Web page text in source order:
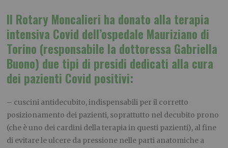
Il Rotary Moncalieri ha donato alla terapia
intensiva Covid dell’ospedale Mauriziano di
Torino (responsabile la dottoressa Gabriella
Buono) due tipi di presidi dedicati alla cura
dei pazienti Covid positivi:
– cuscini antidecubito, indispensabili per il corretto
posizionamento dei pazienti, soprattutto nel decubito prono
(che è uno dei cardini della terapia in questi pazienti), al fine
di evitare le ulcere da pressione nelle parti anatomiche a